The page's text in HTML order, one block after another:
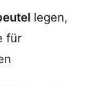
legen,
für